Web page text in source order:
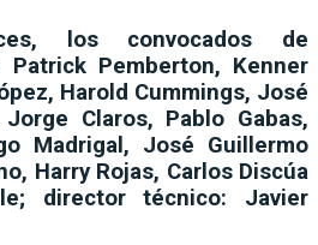
Patrick Pemberton ,
Kenner
,Harold Cummings,
José
Jorge Claros,Pablo Gabas,
Madrigal,José Guillermo
,Harry Rojas, Carlos Discúa
; director técnico:Javier
están actualmente en el plantel